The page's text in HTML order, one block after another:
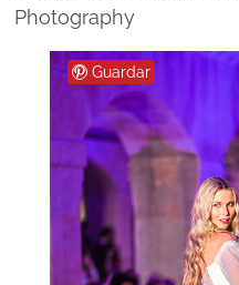
Photography
Guardar